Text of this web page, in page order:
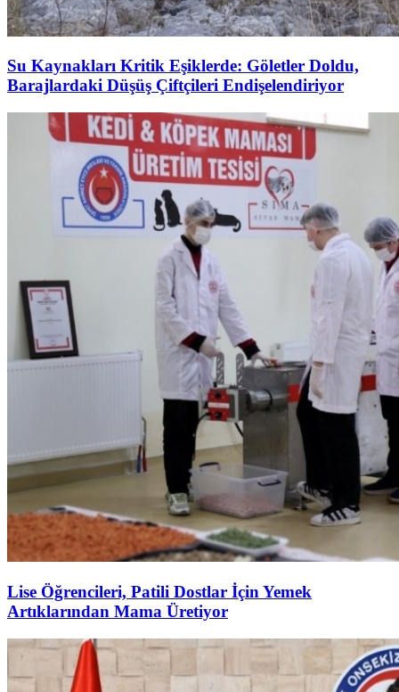
Su Kaynakları Kritik Eşiklerde: Göletler Doldu,
Barajlardaki Düşüş Çiftçileri Endişelendiriyor
Lise Öğrencileri, Patili Dostlar İçin Yemek
Artıklarından Mama Üretiyor